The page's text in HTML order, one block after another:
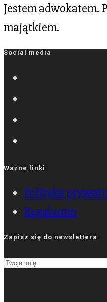
Jestem adwokatem.
majątkiem.
Social media
Ważne linki
Polityka
Regulamin
Zapisz się do newslettera